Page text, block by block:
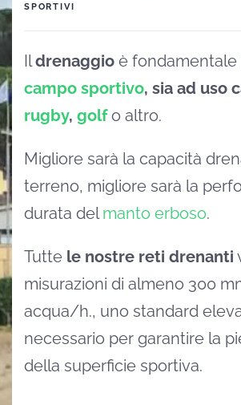
SPORTIVI
Ildrenaggio è fondamentale
campo sportivo, sia ad uso
rugby, golfo altro.
Migliore sarà la capacità
terreno, migliore sarà la
durata delmanto erboso.
Tutte le nostre reti drenanti
misurazioni di almeno 300
acqua/h., uno standard
necessario per garantire la
della superficie sportiva.